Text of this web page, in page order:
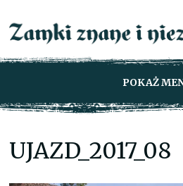
POKAŻ
UJAZD_2017_08